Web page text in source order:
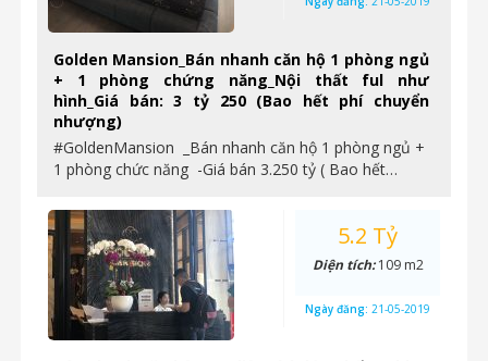
Golden Mansion_Bán nhanh căn hộ 1 phòng ngủ
+ 1 phòng chứng năng_Nội thất ful như
hình_Giá bán: 3 tỷ 250 (Bao hết phí chuyển
nhượng)
#GoldenMansion _Bán nhanh căn hộ 1 phòng ngủ +
1 phòng chức năng -Giá bán 3.250 tỷ ( Bao hết…
5.2 Tỷ
Diện tích:109 m2
Ngày đăng: 21-05-2019